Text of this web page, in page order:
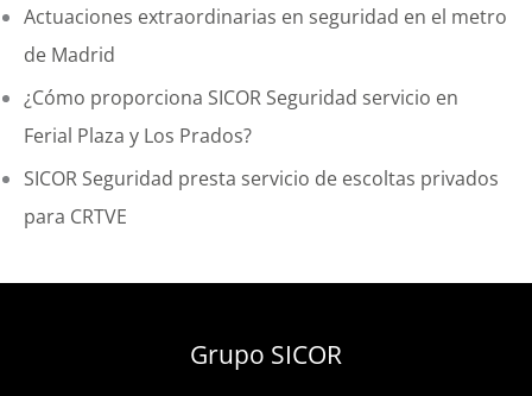
:Actuaciones extraordinarias en seguridad en el metro
de Madrid
¿Cómo proporciona SICOR Seguridad servicio en
Ferial Plaza y Los Prados?
SICOR Seguridad presta servicio de escoltas privados
para CRTVE
Grupo SICOR